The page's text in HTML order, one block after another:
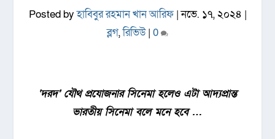
Posted byহাবিবুর রহমান খান আরিফ|নভে. ১৭, ২০২৪ |
ব্লগ,রিভিউ| 0
‘দরদ’ যৌথ প্রযোজনার সিনেমা হলেও এটা আদ্যপ্রান্ত
ভারতীয় সিনেমা বলে মনে হবে …